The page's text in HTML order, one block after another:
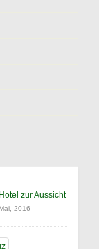
Hotel zur Aussicht
Mai, 2016